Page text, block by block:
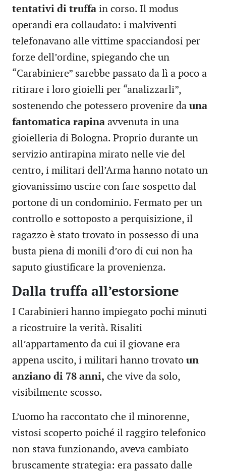
tentativi di truffa in corso. Il modus
operandi era collaudato: i malviventi
telefonavano alle vittime spacciandosi per
forze dell’ordine, spiegando che un
“Carabiniere” sarebbe passato da lì a poco a
ritirare i loro gioielli per “analizzarli”,
sostenendo che potessero provenire da una
fantomatica rapina avvenuta in una
gioielleria di Bologna. Proprio durante un
servizio antirapina mirato nelle vie del
centro, i militari dell’Arma hanno notato un
giovanissimo uscire con fare sospetto dal
portone di un condominio. Fermato per un
controllo e sottoposto a perquisizione, il
ragazzo è stato trovato in possesso di una
busta piena di monili d’oro di cui non ha
saputo giustificare la provenienza.
Dalla truffa all’estorsione
I Carabinieri hanno impiegato pochi minuti
a ricostruire la verità. Risaliti
all’appartamento da cui il giovane era
appena uscito, i militari hanno trovato un
anziano di 78 anni, che vive da solo,
visibilmente scosso.
L’uomo ha raccontato che il minorenne,
vistosi scoperto poiché il raggiro telefonico
non stava funzionando, aveva cambiato
bruscamente strategia: era passato dalle